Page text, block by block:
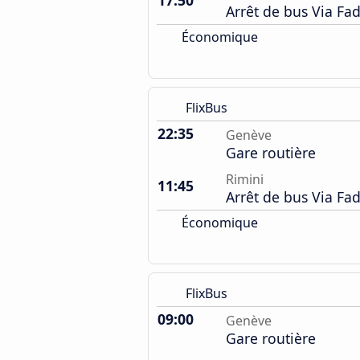
Arrêt de bus Via
Économique
FlixBus
22:35 Genève
Gare routière
11:45
Rimini
Arrêt de bus Via
Économique
FlixBus
09:00 Genève
Gare routière